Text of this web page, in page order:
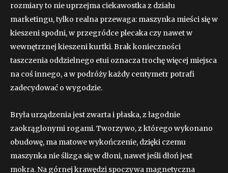
rozmiary to nie uprzejma ciekawostka z działu
marketingu, tylko realna przewaga: maszynka mieści się w
kieszeni spodni, w przegródce plecaka czy nawet w
wewnętrznej kieszeni kurtki. Brak konieczności
taszczenia oddzielnego etui oznacza trochę więcej miejsca
na coś innego, a w podróży każdy centymetr potrafi
zadecydować o wygodzie.
Bryła urządzenia jest zwarta i płaska, z łagodnie
zaokrąglonymi rogami. Tworzywo, z którego wykonano
obudowę, ma matowe wykończenie, dzięki czemu
maszynka nie ślizga się w dłoni, nawet jeśli dłoń jest
mokra. Na górnej krawędzi spoczywa magnetyczna